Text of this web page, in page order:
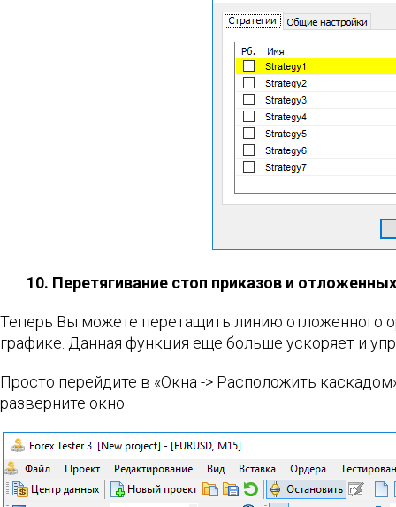
10. Перетягивание стоп приказов и
Теперь Вы можете перетащить линию отложенного
графике. Данная функция еще больше ускоряет и
Просто перейдите в «Окна -> Расположить
разверните окно.